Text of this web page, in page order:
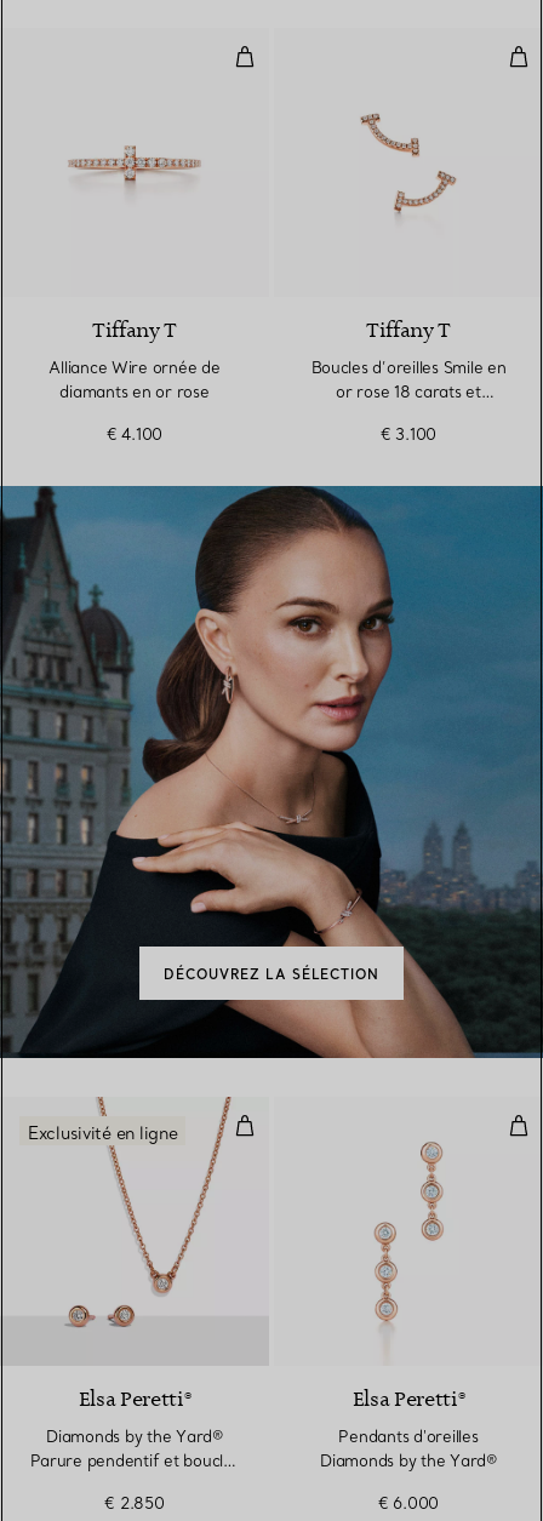
Alliance Wire ornée de
Tiffany T
Alliance Wire ornée de
diamants en or rose
€ 4.100
Tiffany T
Boucles d’oreilles Smile en
or rose 18 carats et
€ 3.100
DÉCOUVREZ LA SÉLECTION
Diamonds by the Yard® Parure
Exclusivité en ligne
Elsa Peretti®
Diamonds by the Yard®
Parure pendentif et boucles
carats
€ 2.850
Elsa Peretti®
Pendants d'oreilles
Diamonds by the Yard®
€ 6.000